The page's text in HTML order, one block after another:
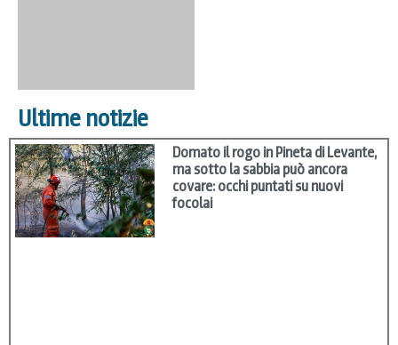
Ultime notizie
Domato il rogo in Pineta di Levante,
ma sotto la sabbia può ancora
covare: occhi puntati su nuovi
focolai